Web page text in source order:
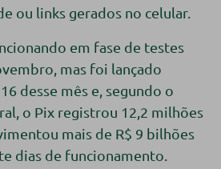
ou links gerados no celular.
em fase de testes
mas foi lançado
desse mês e, segundo o
o Pix registrou 12,2 milhões
mais de R$ 9 bilhões
dias de funcionamento.